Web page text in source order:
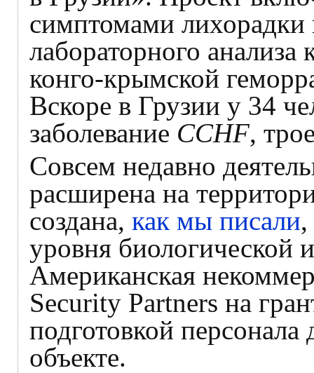
симптомами
лабораторного
конго-крымской
Вскоре в Грузии у 34
заболевание CCHF,
Совсем недавно
расширена на
создана, как мы писали
уровня биологической
Американская
Security Partners на
подготовкой
объекте.